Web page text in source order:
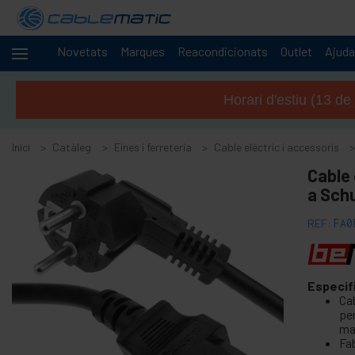
Novetats Marques Reacondicionats Outlet Ajuda
Cables +
servidors
+
vídeo
+
Il·luminació i
sonorització
Fotografia +
ferreteria
-
Accessoris sòls, portes i finestres
Horari d'estiu (13
Inici Catàleg Eines i ferreteria Cable elèctric i accessoris
a
REF: